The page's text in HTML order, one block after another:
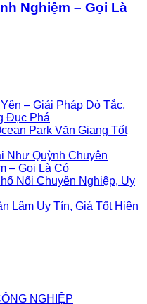
Nghiệm – Gọi Là
– Giải Pháp Dò Tắc,
Đục Phá
Park Văn Giang Tốt
Như Quỳnh Chuyên
– Gọi Là Có
Nối Chuyên Nghiệp, Uy
Lâm Uy Tín, Giá Tốt Hiện
NGHIỆP